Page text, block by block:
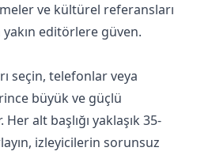
ve kültürel referansları
editörlere güven.
seçin, telefonlar veya
büyük ve güçlü
alt başlığı yaklaşık 35-
izleyicilerin sorunsuz